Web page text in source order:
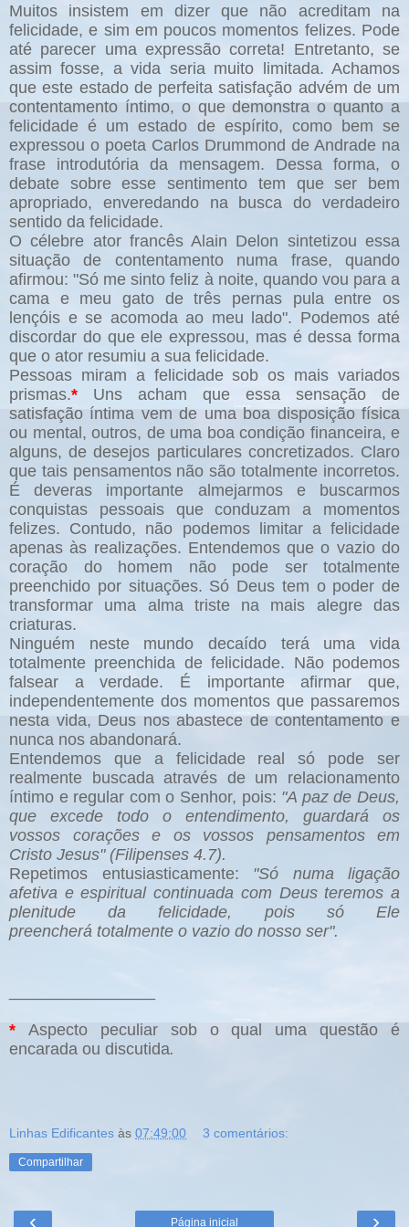
Muitos insistem em dizer que não acreditam na
felicidade, e sim em poucos momentos felizes. Pode
até parecer uma expressão correta! Entretanto, se
assim fosse, a vida seria muito limitada. Achamos
que este estado de perfeita satisfação advém de um
contentamento íntimo, o que demonstra o quanto a
felicidade é um estado de espírito, como bem se
expressou o poeta Carlos Drummond de Andrade na
frase introdutória da mensagem. Dessa forma, o
debate sobre esse sentimento tem que ser bem
apropriado, enveredando na busca do verdadeiro
sentido da felicidade.
O célebre ator francês Alain Delon sintetizou essa
situação de contentamento numa frase, quando
afirmou: "Só me sinto feliz à noite, quando vou para a
cama e meu gato de três pernas pula entre os
lençóis e se acomoda ao meu lado". Podemos até
discordar do que ele expressou, mas é dessa forma
que o ator resumiu a sua felicidade.
Pessoas miram a felicidade sob os mais variados
prismas.* Uns acham que essa sensação de
satisfação íntima vem de uma boa disposição física
ou mental, outros, de uma boa condição financeira, e
alguns, de desejos particulares concretizados. Claro
que tais pensamentos não são totalmente incorretos.
É deveras importante almejarmos e buscarmos
conquistas pessoais que conduzam a momentos
felizes. Contudo, não podemos limitar a felicidade
apenas às realizações. Entendemos que o vazio do
coração do homem não pode ser totalmente
preenchido por situações. Só Deus tem o poder de
transformar uma alma triste na mais alegre das
criaturas.
Ninguém neste mundo decaído terá uma vida
totalmente preenchida de felicidade. Não podemos
falsear a verdade. É importante afirmar que,
independentemente dos momentos que passaremos
nesta vida, Deus nos abastece de contentamento e
nunca nos abandonará.
Entendemos que a felicidade real só pode ser
realmente buscada através de um relacionamento
íntimo e regular com o Senhor, pois: "A paz de Deus,
que excede todo o entendimento, guardará os
vossos corações e os vossos pensamentos em
Cristo Jesus" (Filipenses 4.7).
Repetimos entusiasticamente: "Só numa ligação
afetiva e espiritual continuada com Deus teremos a
plenitude da felicidade, pois só Ele
preencherá totalmente o vazio do nosso ser".
*
Aspecto peculiar sob o qual uma questão é
encarada ou discutida.
Linhas Edificantes às 07:49:00 3 comentários:
Compartilhar
‹ ›
Página inicial